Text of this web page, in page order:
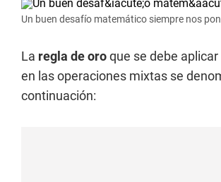
Un buen desafío matemático siempre nos
La regla de oroque se debe aplicar
en las operaciones mixtas se
continuación: